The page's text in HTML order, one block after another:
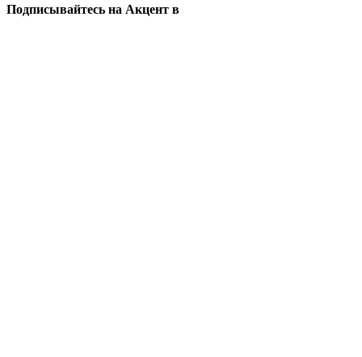
Подписывайтесь на Акцент в